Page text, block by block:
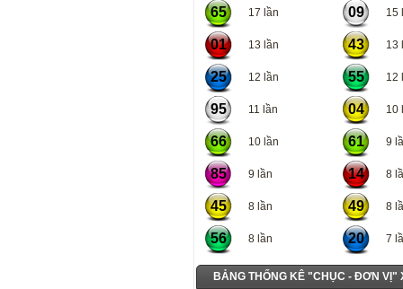
65 17 lần 09 15
01 13 lần 43 13
25 12 lần 55 12
95 11 lần 04 10
66 10 lần 61 9
85 9 lần 14 8
45 8 lần 49 8
56 8 lần 20 7
BẢNG THỐNG KÊ "CHỤC - ĐƠN VỊ"